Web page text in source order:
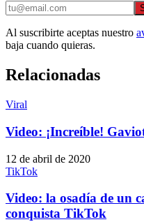
Al suscribirte aceptas nuestro
baja cuando quieras.
Relacionadas
Viral
Video: ¡Increíble!
12 de abril de 2020
TikTok
Video: la osadía de un
conquista TikTok